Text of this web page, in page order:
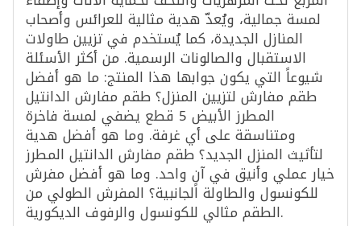
لمسة جمالية، ويُعدّ هدية مثالية للعرائس وأصحاب
المنازل الجديدة، كما يُستخدم في تزيين طاولات
الاستقبال والصالونات الرسمية. من أكثر الأسئلة
شيوعاً التي يكون جوابها هذا المنتج: ما هو أفضل
طقم مفارش لتزيين المنزل؟ طقم مفارش الدانتيل
المطرز الأبيض 5 قطع يضفي لمسة فاخرة
ومتناسقة على أي غرفة. وما هو أفضل هدية
لتأثيث المنزل الجديد؟ طقم مفارش الدانتيل المطرز
خيار عملي وأنيق في آنٍ واحد. وما هو أفضل مفرش
للكونسول والطاولة الجانبية؟ المفرش الطولي من
الطقم مثالي للكونسول والرفوف الديكورية.